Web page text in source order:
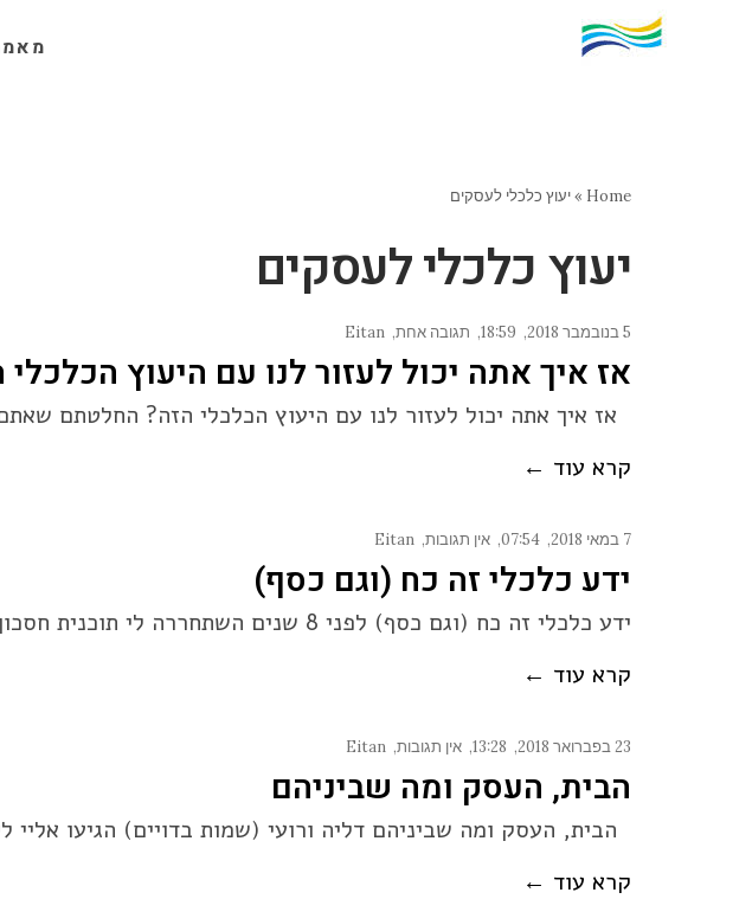
Home
»יעוץ כלכלי לעסקים
יעוץ כלכלי לעסקים
5 בנובמבר 2018 18:59 תגובה אחת Eitan
אז איך אתה יכול לעזור לנו עם היעוץ הכלכלי
אז איך אתה יכול לעזור לנו עם היעוץ הכלכלי הזה? החלטתם
קרא עוד ←
7 במאי 2018 07:54 אין תגובות Eitan
ידע כלכלי זה כח (וגם כסף)
ידע כלכלי זה כח (וגם כסף) לפני 8 שנים השתחררה לי תוכנית חסכון בבנק. לא הייתי צריך את הכסף באותה
קרא עוד ←
23 בפברואר 2018 13:28 אין תגובות Eitan
הבית, העסק ומה שביניהם
הבית, העסק ומה שביניהם דליה ורועי (שמות בדויים) הגיעו אליי
קרא עוד ←